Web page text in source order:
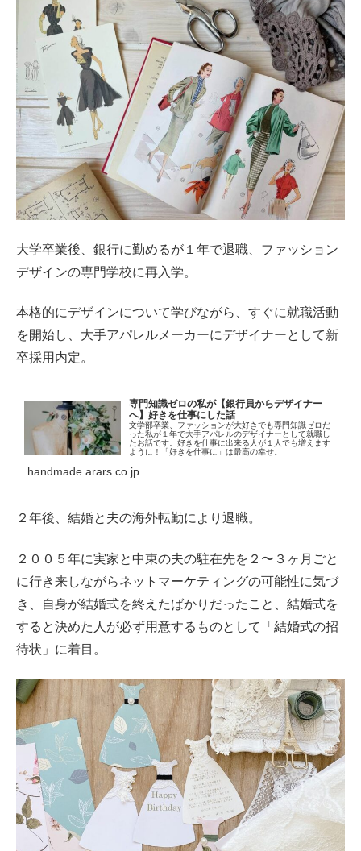
大学卒業後、銀行に勤めるが１年で退職、ファッション
デザインの専門学校に再入学。
本格的にデザインについて学びながら、すぐに就職活動
を開始し、大手アパレルメーカーにデザイナーとして新
卒採用内定。
専門知識ゼロの私が【銀行員からデザイナー
へ】好きを仕事にした話
文学部卒業、ファッションが大好きでも専門知識ゼロだ
った私が１年で大手アパレルのデザイナーとして就職し
たお話です。好きを仕事に出来る人が１人でも増えます
ように！「好きを仕事に」は最高の幸せ。
handmade.arars.co.jp
２年後、結婚と夫の海外転勤により退職。
２００５年に実家と中東の夫の駐在先を２〜３ヶ月ごと
に行き来しながらネットマーケティングの可能性に気づ
き、自身が結婚式を終えたばかりだったこと、結婚式を
すると決めた人が必ず用意するものとして「結婚式の招
待状」に着目。